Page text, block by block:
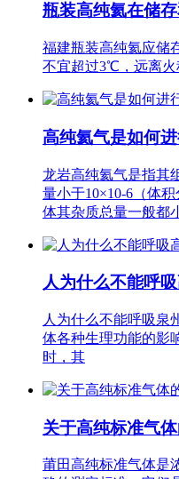
瓶装高纯氦在储
福建瓶装高纯氦应储
不宜超过3℃，远离火
高纯氦气是如何
龙岩高纯氦气是指其
量小于10×10-6（体
体其杂质总量一般都
人为什么不能呼
人为什么不能呼吸泉
体各种生理功能的影
时，其
关于高纯标准气
莆田高纯标准气体是